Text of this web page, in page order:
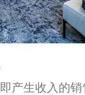
产生收入的